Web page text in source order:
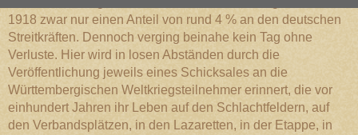
1918 zwar nur einen Anteil von rund 4 % an den deutschen
Streitkräften. Dennoch verging beinahe kein Tag ohne
Verluste. Hier wird in losen Abständen durch die
Veröffentlichung jeweils eines Schicksales an die
Württembergischen Weltkriegsteilnehmer erinnert, die vor
einhundert Jahren ihr Leben auf den Schlachtfeldern, auf
den Verbandsplätzen, in den Lazaretten, in der Etappe, in